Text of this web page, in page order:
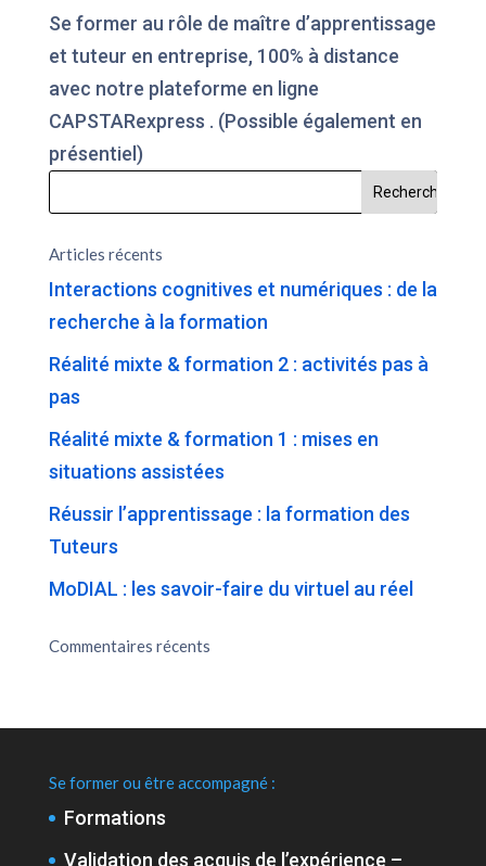
Se former au rôle de maître d’apprentissage
et tuteur en entreprise, 100% à distance
avec notre plateforme en ligne
CAPSTARexpress . (Possible également en
présentiel)
Articles récents
Interactions cognitives et numériques : de la
recherche à la formation
Réalité mixte & formation 2 : activités pas à
pas
Réalité mixte & formation 1 : mises en
situations assistées
Réussir l’apprentissage : la formation des
Tuteurs
MoDIAL : les savoir-faire du virtuel au réel
Commentaires récents
Se former ou être accompagné :
Formations
Validation des acquis de l’expérience –